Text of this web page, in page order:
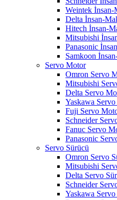
Weintek
Delta İnsan-
Hitech İnsan-
Mitsubishi
Panasonic
Samkoon
Servo Motor
Omron Servo
Mitsubishi
Delta Servo
Yaskawa
Fuji Servo
Schneider
Fanuc Servo
Panasonic
Servo Sürücü
Omron Servo
Mitsubishi
Delta Servo
Schneider
Yaskawa